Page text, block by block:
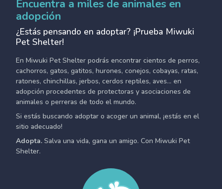
Encuentra a miles de animales en
adopción
¿Estás pensando en adoptar? ¡Prueba Miwuki
Pet Shelter!
En Miwuki Pet Shelter podrás encontrar cientos de perros,
cachorros, gatos, gatitos, hurones, conejos, cobayas, ratas,
ratones, chinchillas, jerbos, cerdos reptiles, aves... en
adopción procedentes de protectoras y asociaciones de
animales o perreras de todo el mundo.
Si estás buscando adoptar o acoger un animal, ¡estás en el
sitio adecuado!
Adopta. Salva una vida, gana un amigo. Con Miwuki Pet
Shelter.